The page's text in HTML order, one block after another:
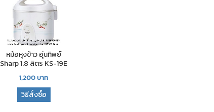
หม้อหุงข้าว อุ่นทิพย์
Sharp 1.8 ลิตร KS-19E
1,200บาท
วิธีสั่งซื้อ